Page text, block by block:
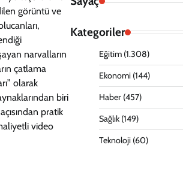
görüntü ve
narvalların
çatlama
olarak
biri
pratik
video
Kategoriler
Eğitim(1.308)
Ekonomi(144)
Haber(457)
Sağlık(149)
Teknoloji(60)